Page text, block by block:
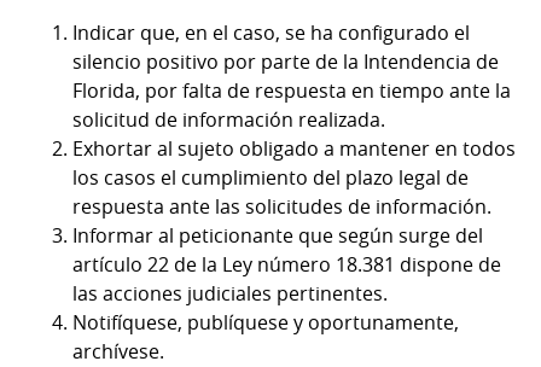
Indicar que, en el caso, se ha configurado el
silencio positivo por parte de la Intendencia de
Florida, por falta de respuesta en tiempo ante la
solicitud de información realizada.
Exhortar al sujeto obligado a mantener en todos
los casos el cumplimiento del plazo legal de
respuesta ante las solicitudes de información.
Informar al peticionante que según surge del
artículo 22 de la Ley número 18.381 dispone de
las acciones judiciales pertinentes.
Notifíquese, publíquese y oportunamente,
archívese.